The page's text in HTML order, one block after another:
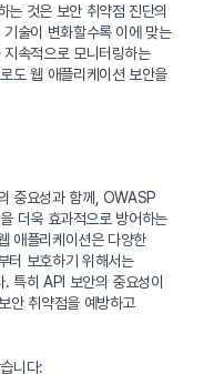
는 것은 보안 취약점 진단의
술이 변화할수록 이에 맞는
속적으로 모니터링하는
도 웹 애플리케이션 보안을
중요성과 함께, OWASP
더욱 효과적으로 방어하는
애플리케이션은 다양한
터 보호하기 위해서는
특히 API 보안의 중요성이
안 취약점을 예방하고
니다: